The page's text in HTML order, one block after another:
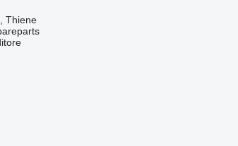
Thiene